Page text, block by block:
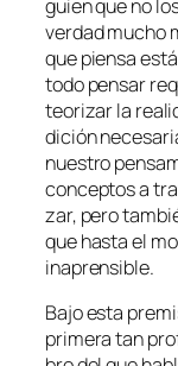
guien que no
ver­dad mu­cho
que pien­sa
to­do pen­sar
teo­ri­zar la
di­ción
nues­tro
con­cep­tos a
zar, pe­ro
que has­ta el
inaprensible.
Bajo es­ta
pri­me­ra tan